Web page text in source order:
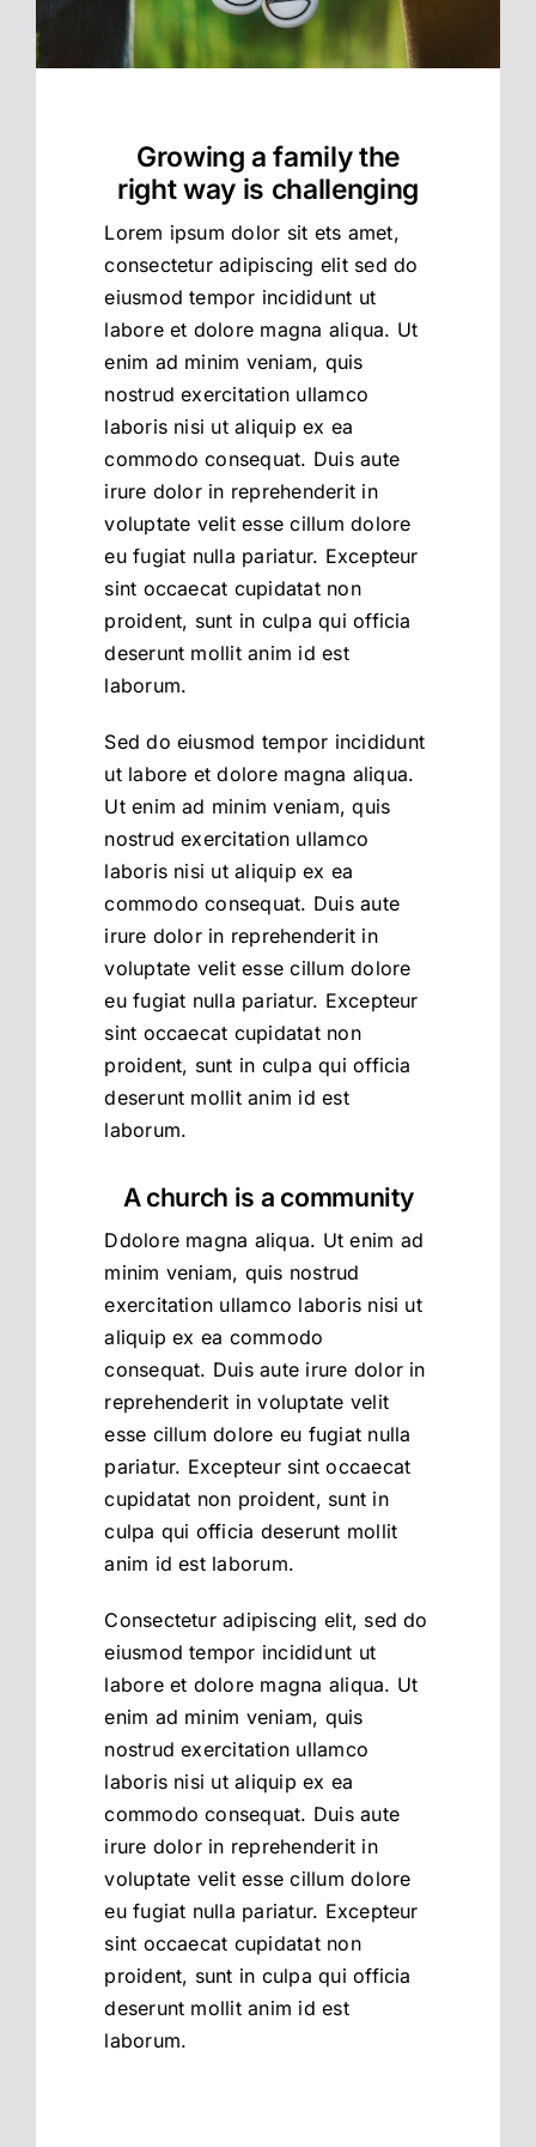
Growing a family the
right way is challenging
Lorem ipsum dolor sit ets amet,
consectetur adipiscing elit sed do
eiusmod tempor incididunt ut
labore et dolore magna aliqua. Ut
enim ad minim veniam, quis
nostrud exercitation ullamco
laboris nisi ut aliquip ex ea
commodo consequat. Duis aute
irure dolor in reprehenderit in
voluptate velit esse cillum dolore
eu fugiat nulla pariatur. Excepteur
sint occaecat cupidatat non
proident, sunt in culpa qui officia
deserunt mollit anim id est
laborum.
Sed do eiusmod tempor incididunt
ut labore et dolore magna aliqua.
Ut enim ad minim veniam, quis
nostrud exercitation ullamco
laboris nisi ut aliquip ex ea
commodo consequat. Duis aute
irure dolor in reprehenderit in
voluptate velit esse cillum dolore
eu fugiat nulla pariatur. Excepteur
sint occaecat cupidatat non
proident, sunt in culpa qui officia
deserunt mollit anim id est
laborum.
A church is a community
Ddolore magna aliqua. Ut enim ad
minim veniam, quis nostrud
exercitation ullamco laboris nisi ut
aliquip ex ea commodo
consequat. Duis aute irure dolor in
reprehenderit in voluptate velit
esse cillum dolore eu fugiat nulla
pariatur. Excepteur sint occaecat
cupidatat non proident, sunt in
culpa qui officia deserunt mollit
anim id est laborum.
Consectetur adipiscing elit, sed do
eiusmod tempor incididunt ut
labore et dolore magna aliqua. Ut
enim ad minim veniam, quis
nostrud exercitation ullamco
laboris nisi ut aliquip ex ea
commodo consequat. Duis aute
irure dolor in reprehenderit in
voluptate velit esse cillum dolore
eu fugiat nulla pariatur. Excepteur
sint occaecat cupidatat non
proident, sunt in culpa qui officia
deserunt mollit anim id est
laborum.
Impressum
Datenschutzhinweise